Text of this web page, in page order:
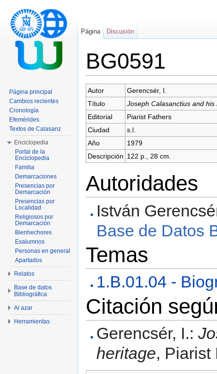
BG0591
Autor
Gerencsér, I.
Título
Joseph Calasanctius and his
Editorial
Piarist Fathers
Ciudad
s.l.
Año
1979
Descripción 122 p., 28 cm.
Autoridades
István
Base de Datos
Temas
1.B.01.04 -
Citación
Gerencsér, I.:
heritage, Piarist
Página Discusión
Página principal
Cambios recientes
Cronología
Efemérides
Textos de Calasanz
Enciclopedia
Portal de la
Enciclopedia
Familia
Demarcaciones
Presencias por
Demarcación
Presencias por
Localidad
Religiosos por
Demarcación
Bienhechores
Exalumnos
Personas en general
Apartados
Relatos
Base de datos
Bibliográfica
Al azar
Herramientas